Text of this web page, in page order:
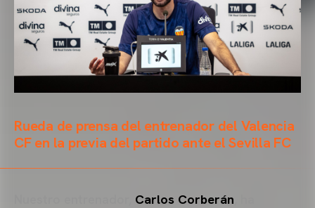
Rueda de prensa del entrenador del Valencia
CF en la previa del partido ante el Sevilla FC
Carlos Corberán